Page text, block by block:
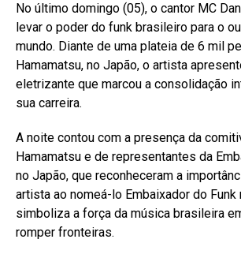
No último domingo (05), o cantor MC
levar o poder do funk brasileiro para o
mundo. Diante de uma plateia de 6 mil
Hamamatsu, no Japão, o artista
eletrizante que marcou a consolidação
sua carreira.
A noite contou com a presença da
Hamamatsu e de representantes da
no Japão, que reconheceram a
artista ao nomeá-lo Embaixador do Funk
simboliza a força da música brasileira
romper fronteiras.